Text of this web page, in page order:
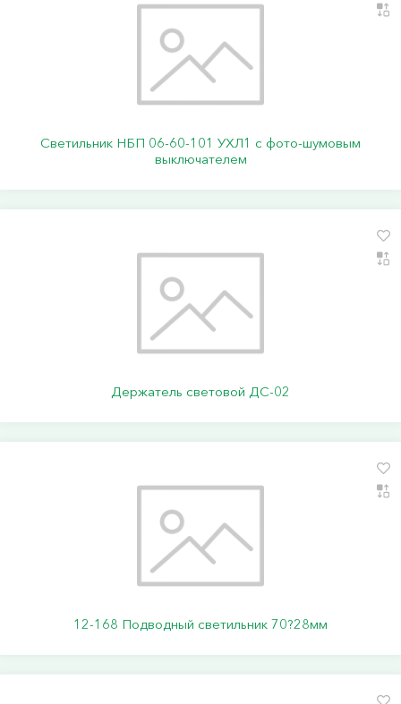
Светильник НБП 06-60-101 УХЛ1 с фото-шумовым
выключателем
Держатель световой ДС-02
12-168 Подводный светильник 70?28мм